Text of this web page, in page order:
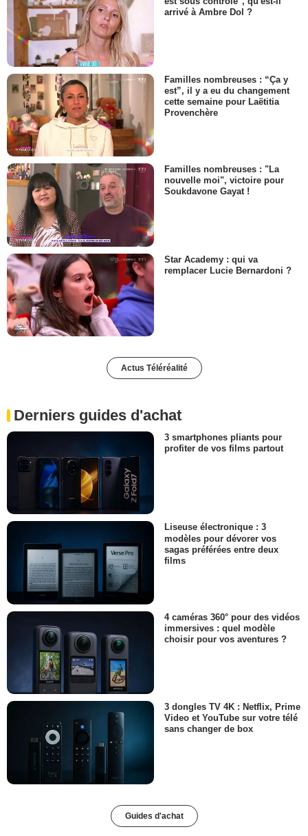
arrivé à Ambre Dol ?
Familles nombreuses : “Ça y
est”, il y a eu du changement
cette semaine pour Laëtitia
Provenchère
Familles nombreuses : "La
nouvelle moi", victoire pour
Soukdavone Gayat !
Star Academy : qui va
remplacer Lucie Bernardoni ?
Actus Téléréalité
Derniers guides d'achat
3 smartphones pliants pour
profiter de vos films partout
Liseuse électronique : 3
modèles pour dévorer vos
sagas préférées entre deux
films
4 caméras 360° pour des vidéos
immersives : quel modèle
choisir pour vos aventures ?
3 dongles TV 4K : Netflix, Prime
Video et YouTube sur votre télé
sans changer de box
Guides d'achat